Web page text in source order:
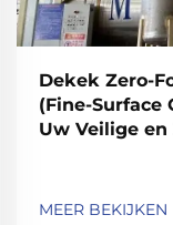
Dekek Zero-
(Fine-Surface
Uw Veilige
MEER BEKIJKEN